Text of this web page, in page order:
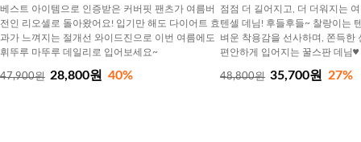
베스트 아이템으로 인증받은 커버핏 팬츠가 여름버
전인 리오셀로 돌아왔어요! 입기만 해도 다이어트 효
과가 느껴지는 절개선 와이드진으로 이번 여름에도
휘뚜루 마뚜루 데일리로 입어보세요~
47,900원 28,800원 40%
점점 더 길어지고, 더 더워지는
텐셀 데님! 후들후들~ 찰랑이는
벼운 착용감을 선사하며, 쫀득한
편안하게 입어지는 꿀스판 데님♥
48,800원 35,700원 27%